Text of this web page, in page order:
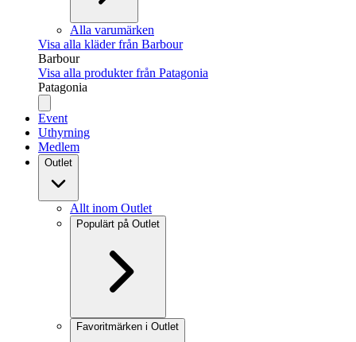
Alla varumärken
Visa alla kläder från Barbour
Barbour
Visa alla produkter från Patagonia
Patagonia
Event
Uthyrning
Medlem
Outlet
Allt inom Outlet
Populärt på Outlet
Favoritmärken i Outlet